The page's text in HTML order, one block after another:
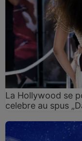
La Hollywood se
celebre au spus